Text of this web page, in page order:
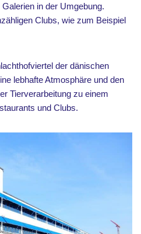
in der Umgebung.
Clubs, wie zum Beispiel
der dänischen
lebhafte Atmosphäre und den
Tierverarbeitung zu einem
und Clubs.